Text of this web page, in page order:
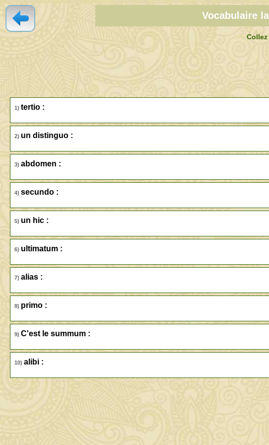
Vocabulaire
1) tertio :
2) un distinguo :
3) abdomen :
4) secundo :
5) un hic :
6) ultimatum :
7) alias :
8) primo :
9) C'est le summum :
10) alibi :